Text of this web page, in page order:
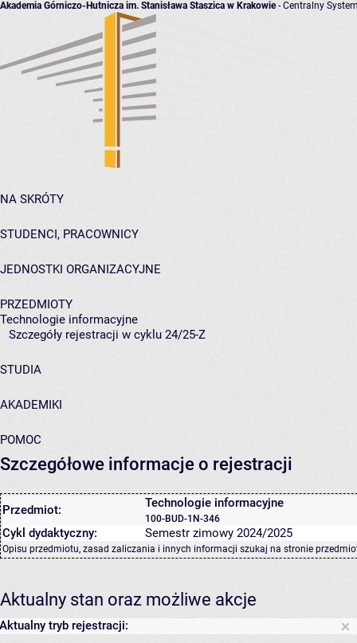
Akademia Górniczo-Hutnicza im. Stanisława Staszica w Krakowie- Centralny
NA SKRÓTY
STUDENCI, PRACOWNICY
JEDNOSTKI ORGANIZACYJNE
PRZEDMIOTY
Technologie informacyjne
Szczegóły rejestracji w cyklu 24/25-Z
STUDIA
AKADEMIKI
POMOC
Szczegółowe informacje o rejestracji
Przedmiot: Technologie informacyjne
100-BUD-1N-346
Cykl dydaktyczny: Semestr zimowy 2024/2025
Opisu przedmiotu, zasad zaliczania i innych informacji szukaj na stronie
Aktualny stan oraz możliwe akcje
Aktualny tryb rejestracji: